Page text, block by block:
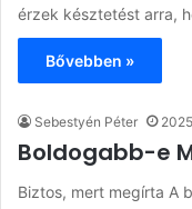
érzek késztetést arra,
Bővebben »
Sebestyén Péter
Boldogabb-e
Biztos, mert megírta A